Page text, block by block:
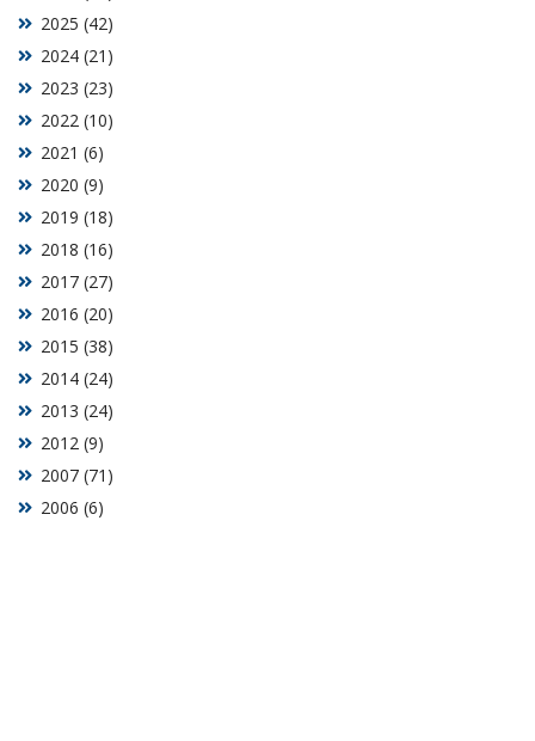
2006 (6)
2007 (71)
2012 (9)
2013 (24)
2014 (24)
2015 (38)
2016 (20)
2017 (27)
2018 (16)
2019 (18)
2020 (9)
2021 (6)
2022 (10)
2023 (23)
2024 (21)
2025 (42)